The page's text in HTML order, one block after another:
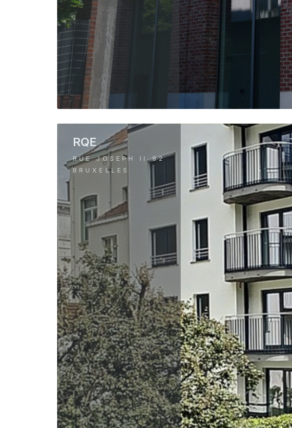
RQE
RUE JOSEPH II 82
BRUXELLES